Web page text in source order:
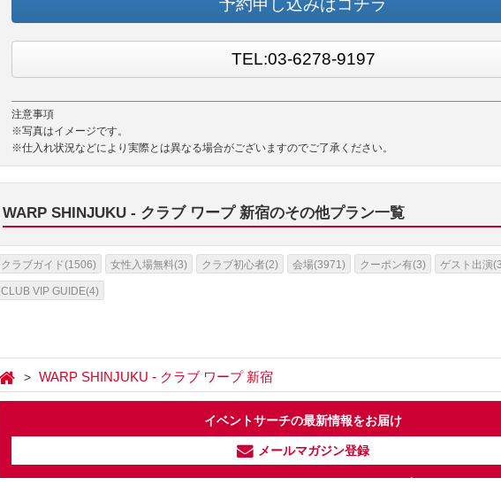
予約申し込みはコチラ
TEL:03-6278-9197
注意事項
※写真はイメージです。
※仕入れ状況などにより実際とは異なる場合がございますのでご了承ください。
WARP SHINJUKU - クラブ ワープ 新宿のその他プラン一覧
クラブガイド(1506) 女性入場無料(3) クラブ初心者(2) 会場(3971) クーポン有(3) ゲスト出演
CLUB VIP GUIDE(4)
WARP SHINJUKU - クラブ ワープ 新宿
イベントサーチの最新情報をお届け
メールマガジン登録